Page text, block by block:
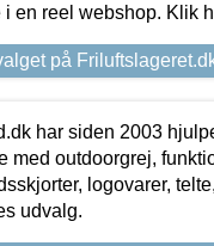
i en reel webshop. Klik
på
har siden 2003
med outdoorgrej,
logovarer,
udvalg.